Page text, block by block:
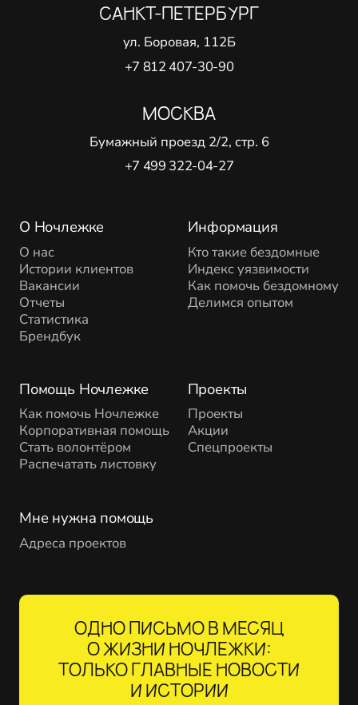
О Ночлежке
О нас
Истории клиентов
Вакансии
Отчеты
Статистика
Брендбук
Помощь Ночлежке
Как помочь Ночлежке
Корпоративная помощь
Стать волонтёром
Распечатать листовку
Проекты
Проекты
Акции
Спецпроекты
Информация
Кто такие бездомные
Индекс уязвимости
Как помочь бездомному
Делимся опытом
Мне нужна помощь
Адреса проектов
САНКТ-ПЕТЕРБУРГ
ул. Боровая, 112Б
+7 812 407-30-90
МОСКВА
Бумажный проезд 2/2, стр. 6
+7 499 322-04-27
ОДНО ПИСЬМО В МЕСЯЦ
О ЖИЗНИ НОЧЛЕЖКИ:
ТОЛЬКО ГЛАВНЫЕ НОВОСТИ
И ИСТОРИИ